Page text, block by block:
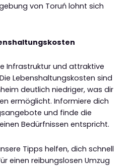
von Toruń lohnt sich
Infrastruktur und attraktive
Lebenshaltungskosten sind
deutlich niedriger, was dir
ermöglicht. Informiere dich
und finde die
Bedürfnissen entspricht.
Tipps helfen, dich schnell
einen reibungslosen Umzug